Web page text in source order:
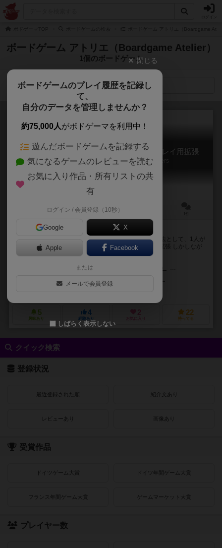
ボードゲーム アトリエ（Boardgame Atelier）
1個のボードゲーム
検索メニュー
ラ・ファミリア 大マフィア戦争：2/3人プレイ用拡張
La Famiglia: Expansion for 2 and 3 Players
90～180分
ラ・ファミリアを3人以下でプレイするべきか？
4人用として設計されたこのゲームを3人以下で遊ぶ方法として、1人が
複数のファミリーを使用しなくていいように作られた拡張 しかしなが
らこの拡張によってプレイしやすいようになっ...
ライムント・バルトセック（Raimund Bartossek）
5
興味あり
4
経験あり お気に入り
22
持ってる
クイック検索
登録状況
最近登録された順 紹介文あり
レビューあり 画像あり
受賞作品
ドイツゲーム大賞 ドイツ年間ゲーム大賞
フランス年間ゲーム大賞 ゲームマーケット大賞
プレイヤー数
閉じる
ボードゲームのプレイ履歴を記録し
て、
自分のデータを管理しませんか？
約75,000人がボドゲーマを利用中！
遊んだボードゲームを記録する
気になるゲームのレビューを読む
お気に入り作品・所有リストの共
有
ログイン / 会員登録（10秒）
Google X
Apple Facebook
または
メールで会員登録
しばらく表示しない